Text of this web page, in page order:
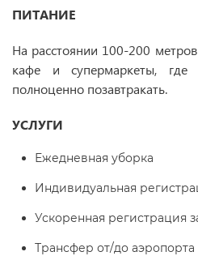
ПИТАНИЕ
На расстоянии 100-200
кафе и супермаркеты, где
полноценно позавтракать.
УСЛУГИ
Ежедневная уборка
Индивидуальная
Ускоренная регистрация
Трансфер от/до аэропорта